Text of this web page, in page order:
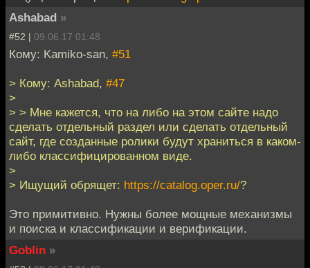
Ashabad »
#52 | 09.06.17 01:48
Кому: Kamiko-san, #51
> Кому: Ashabad, #47
>
> > Мне кажется, что на либо на этом сайте надо
сделать отдельный раздел или сделать отдельный
сайт, где созданные ролики будут храниться в каком-
либо классифицированном виде.
>
> Ищущий обрящет: https://catalog.oper.ru/?
Это примитивно. Нужны более мощные механизмы
и поиска и классификации и верификации.
Goblin »